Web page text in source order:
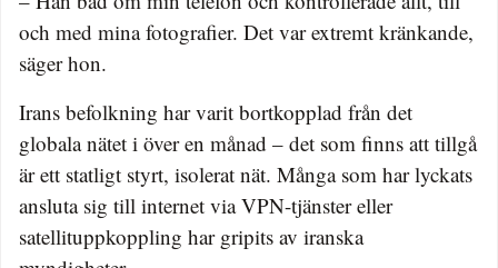
och med mina fotografier. Det var extremt kränkande,
säger hon.
Irans befolkning har varit bortkopplad från det
globala nätet i över en månad – det som finns att tillgå
är ett statligt styrt, isolerat nät. Många som har lyckats
ansluta sig till internet via VPN-tjänster eller
satellituppkoppling har gripits av iranska